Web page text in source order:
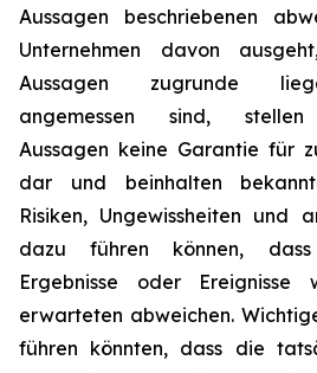
Aussagen beschriebenen
Unternehmen davon
Aussagen zugrunde
angemessen sind, stellen
Aussagen keine Garantie für
dar und beinhalten
Risiken, Ungewissheiten und
dazu führen können,
Ergebnisse oder Ereignisse
erwarteten abweichen.
führen könnten, dass die